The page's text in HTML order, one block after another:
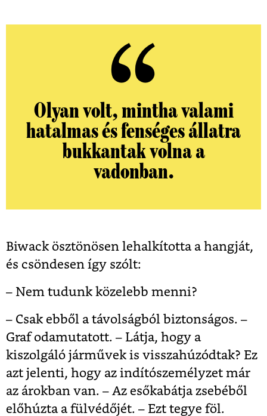
Olyan volt, mintha valami
hatalmas és fenséges állatra
bukkantak volna a
vadonban.
Biwack ösztönösen lehalkította a hangját,
és csöndesen így szólt:
– Nem tudunk közelebb menni?
– Csak ebből a távolságból biztonságos. –
Graf odamutatott. – Látja, hogy a
kiszolgáló járművek is visszahúzódtak? Ez
azt jelenti, hogy az indítószemélyzet már
az árokban van. – Az esőkabátja zsebéből
előhúzta a fülvédőjét. – Ezt tegye föl.